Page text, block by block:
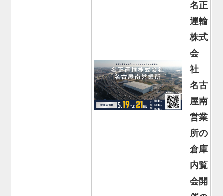
名正
運輸
株式
会
社
名古
屋南
営業
所の
倉庫
内覧
会開